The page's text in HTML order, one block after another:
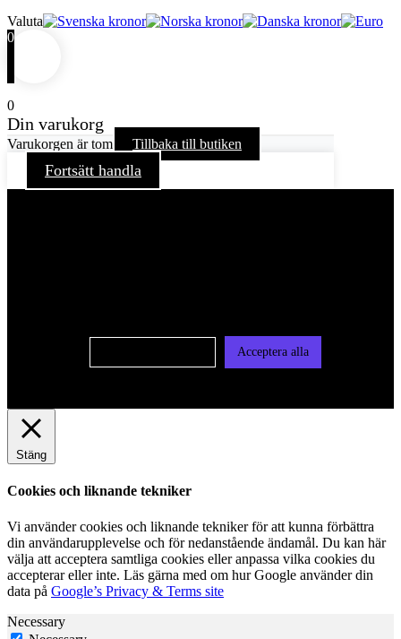
Valuta
0
0
Din varukorg
Varukorgen är tom Tillbaka till butiken
Fortsätt handla
Acceptera alla
Stäng
Cookies och liknande tekniker
Vi använder cookies och liknande tekniker för att kunna förbättra
din användarupplevelse och för nedanstående ändamål. Du kan här
välja att acceptera samtliga cookies eller anpassa vilka cookies du
accepterar eller inte. Läs gärna med om hur Google använder din
data på Google’s Privacy & Terms site
Necessary